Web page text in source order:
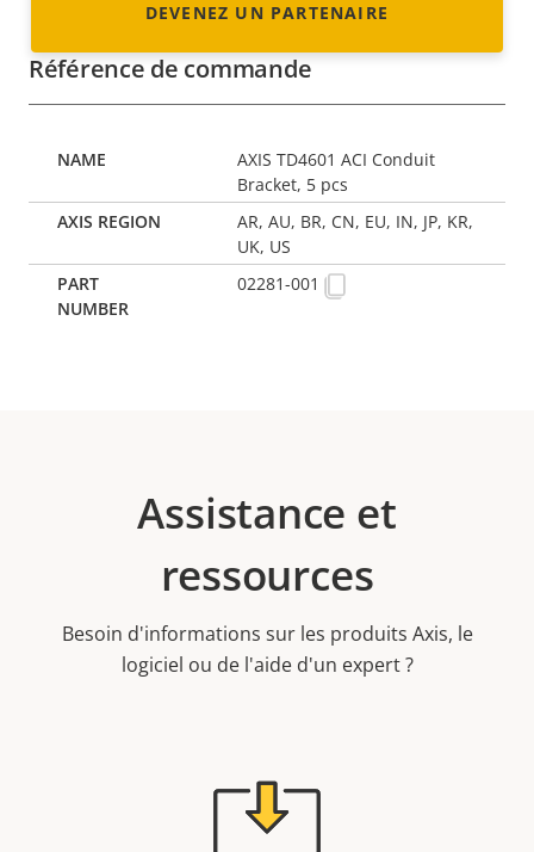
DEVENEZ UN PARTENAIRE
Référence de commande
AXIS TD4601 ACI Conduit
Bracket, 5 pcs
AR, AU, BR, CN, EU, IN, JP, KR,
UK, US
02281-001
Assistance et
ressources
Besoin d'informations sur les produits Axis, le
logiciel ou de l'aide d'un expert ?